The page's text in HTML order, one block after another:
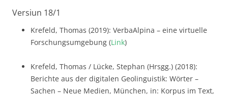
Versiun 18/1
Krefeld, Thomas (2019): VerbaAlpina – eine virtuelle
Forschungsumgebung (Link)
Krefeld, Thomas / Lücke, Stephan (Hrsgg.) (2018):
Berichte aus der digitalen Geolinguistik: Wörter –
Sachen – Neue Medien, München, in: Korpus im Text,